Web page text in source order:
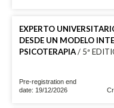
EXPERTO
DESDE UN MODELO
PSICOTERAPIA/ 5ª
Pre-registration end
date: 19/12/2026